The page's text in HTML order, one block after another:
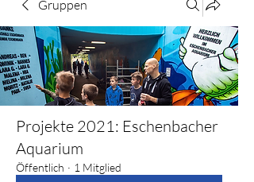
Gruppen
Projekte 2021: Eschenbacher
Aquarium
Öffentlich · 1 Mitglied